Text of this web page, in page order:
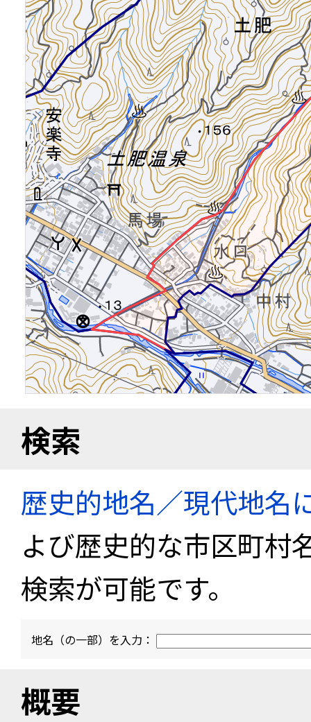
検索
歴史的地名／現代地名
よび歴史的な市区町村
検索が可能です。
地名（の一部）を入力：
概要